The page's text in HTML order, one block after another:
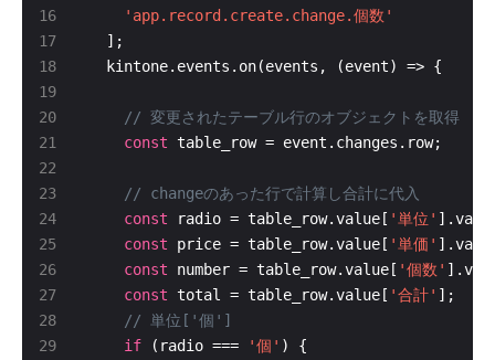
16
17
18
19
20
23
24
25
26
27
28
29
'app.record.create.change.個数'
const
const radio = table_row.value[ '単位'
const price = table_row.value[ '単価'
const number = table_row.value[ '個数'
const total = table_row.value[ '合計'
if (radio === '個'